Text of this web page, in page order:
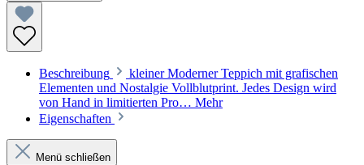
Beschreibung
kleiner Moderner Teppich mit grafischen
Elementen und Nostalgie Vollblutprint. Jedes Design wird
von Hand in limitierten Pro… Mehr
Eigenschaften
Menü schließen